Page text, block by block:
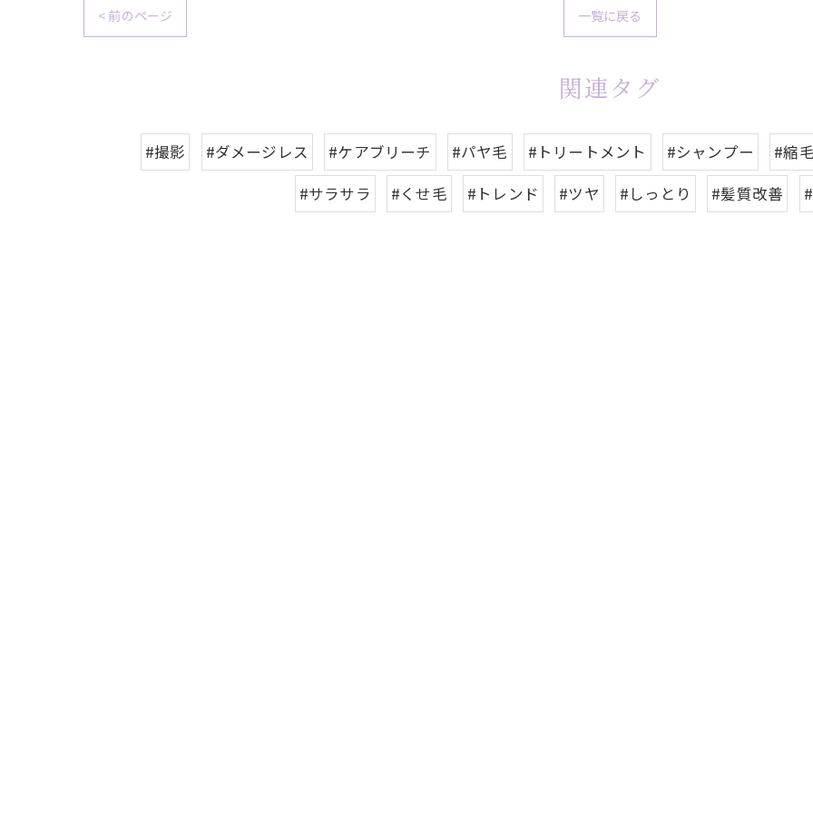
< 前のページ 一覧に戻る
関連タグ
#撮影 #ダメージレス #ケアブリーチ #パヤ毛 #トリートメント #シャンプー
#縮
#サラサラ
#くせ毛 #トレンド #ツヤ #しっとり #髪質改善